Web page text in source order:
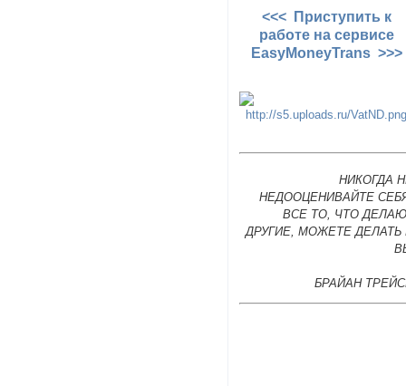
<<< Приступить к
работе на сервисе
EasyMoneyTrans >>>
НИКОГДА
НЕДООЦЕНИВАЙТЕ
ВСЕ ТО, ЧТО
ДРУГИЕ, МОЖЕТЕ ДЕЛАТЬ
БРАЙАН